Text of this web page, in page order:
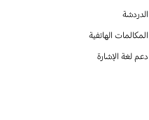
الدردشة
المكالمات الهاتفية
دعم لغة الإشارة